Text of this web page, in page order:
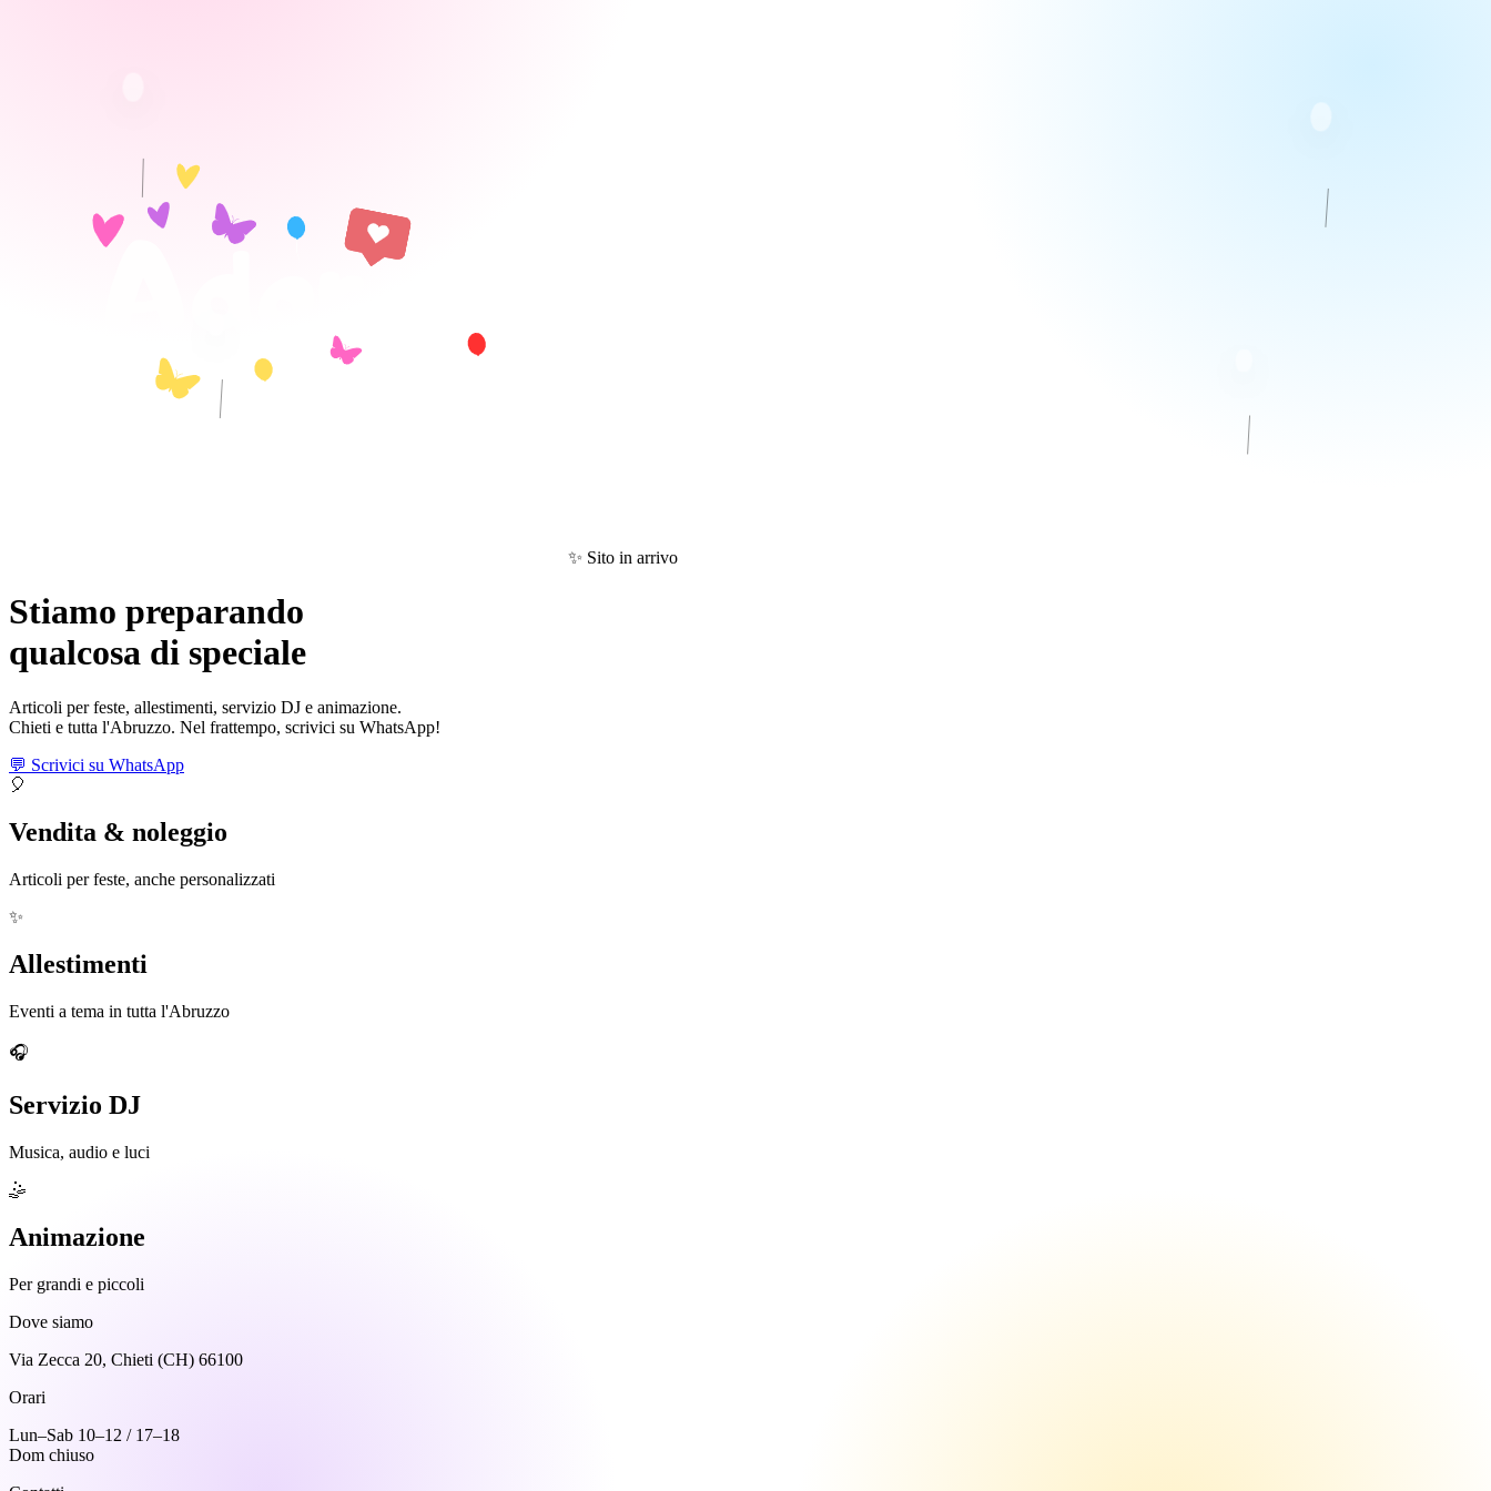
✨ Sito in arrivo
Stiamo preparando
qualcosa di speciale
Articoli per feste, allestimenti, servizio DJ e animazione.
Chieti e tutta l'Abruzzo. Nel frattempo, scrivici su WhatsApp!
💬 Scrivici su WhatsApp
🎈
Vendita & noleggio
Articoli per feste, anche personalizzati
✨
Allestimenti
Eventi a tema in tutta l'Abruzzo
🎧
Servizio DJ
Musica, audio e luci
🤹
Animazione
Per grandi e piccoli
Dove siamo
Via Zecca 20, Chieti (CH) 66100
Orari
Lun–Sab 10–12 / 17–18
Dom chiuso